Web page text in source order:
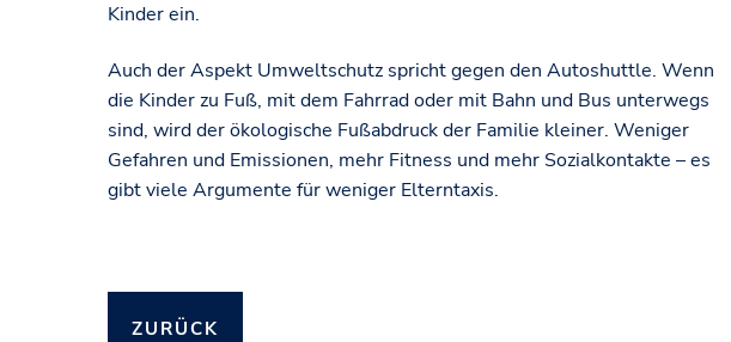
Kinder ein.
Auch der Aspekt Umweltschutz spricht gegen den Autoshuttle. Wenn
die Kinder zu Fuß, mit dem Fahrrad oder mit Bahn und Bus unterwegs
sind, wird der ökologische Fußabdruck der Familie kleiner. Weniger
Gefahren und Emissionen, mehr Fitness und mehr Sozialkontakte – es
gibt viele Argumente für weniger Elterntaxis.
ZURÜCK